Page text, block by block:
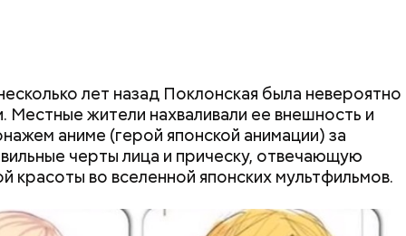
лет назад Поклонская была невероятно
Местные жители нахваливали ее внешность и
аниме (герой японской анимации) за
черты лица и прическу, отвечающую
красоты во вселенной японских мультфильмов.
не покинул
Дмитрием
Москвы